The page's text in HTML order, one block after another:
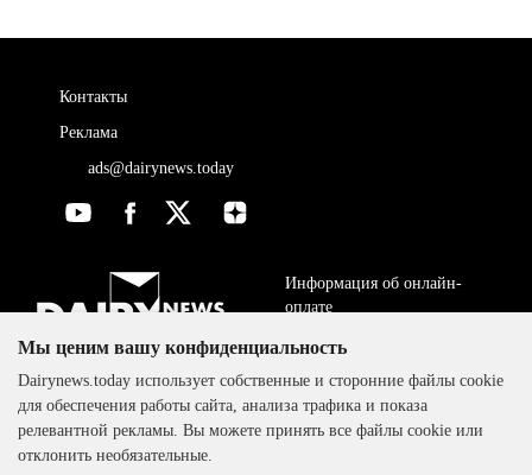
Контакты
Реклама
ads@dairynews.today
The DairyNews, все права
защищены, 2000-2024
Информация об онлайн-
оплате
ДОГОВОР-ОФЕРТА
Политика
конфиденциальности
Мы ценим вашу конфиденциальность
Dairynews.today использует собственные и сторонние файлы cookie
для обеспечения работы сайта, анализа трафика и показа
релевантной рекламы. Вы можете принять все файлы cookie или
отклонить необязательные.